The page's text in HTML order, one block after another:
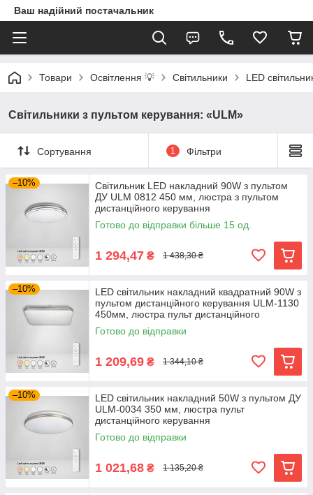
Ваш надійний постачальник
Товари Освітлення 💡 Світильники LED
Світильники з пультом керування: «ULM»
Сортування 1 Фільтри
–10%
Світильник LED накладний 90W з пультом
ДУ ULM 0812 450 мм, люстра з пультом
дистанційного керування
Готово до відправки більше 15 од.
1 294,47 ₴ 1 438,30 ₴
–10%
LED світильник накладний квадратний 90W з
пультом дистанційного керування ULM-1130
450мм, люстра пульт дистанційного
керування
Готово до відправки
1 209,69 ₴ 1 344,10 ₴
–10%
LED світильник накладний 50W з пультом ДУ
ULM-0034 350 мм, люстра пульт
дистанційного керування
Готово до відправки
1 021,68 ₴ 1 135,20 ₴